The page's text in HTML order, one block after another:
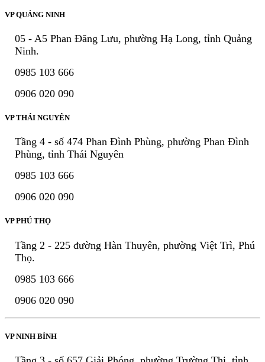
VP QUẢNG NINH
05 - A5 Phan Đăng Lưu, phường Hạ Long, tỉnh Quảng
Ninh.
0985 103 666
0906 020 090
VP THÁI NGUYÊN
Tầng 4 - số 474 Phan Đình Phùng, phường Phan Đình
Phùng, tỉnh Thái Nguyên
0985 103 666
0906 020 090
VP PHÚ THỌ
Tầng 2 - 225 đường Hàn Thuyên, phường Việt Trì, Phú
Thọ.
0985 103 666
0906 020 090
VP NINH BÌNH